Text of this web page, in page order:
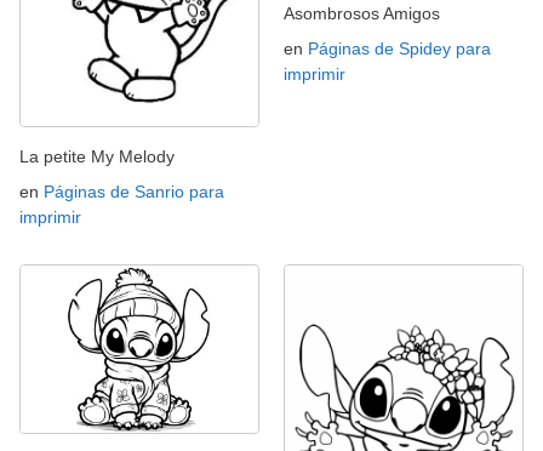
La petite My Melody
en Páginas de Sanrio para
imprimir
Asombrosos Amigos
en Páginas de Spidey para
imprimir